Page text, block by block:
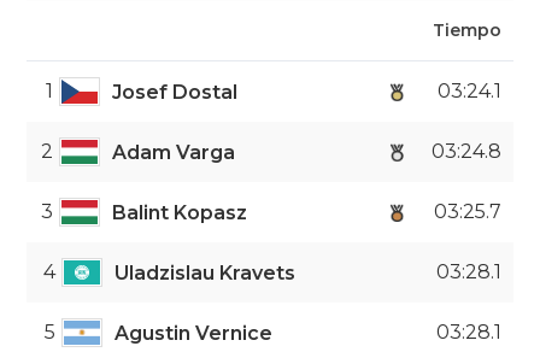
Tiempo
1 Josef Dostal 03:24.1
2 Adam Varga 03:24.8
3 Balint Kopasz 03:25.7
4 Uladzislau Kravets 03:28.1
5 Agustin Vernice 03:28.1